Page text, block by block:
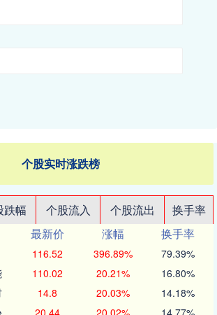
个股实时涨跌榜
跌幅 个股流入 个股流出
换手率
最新价 涨幅
换手率
116.52 396.89% 79.39%
110.02 20.21% 16.80%
14.8 20.03% 14.18%